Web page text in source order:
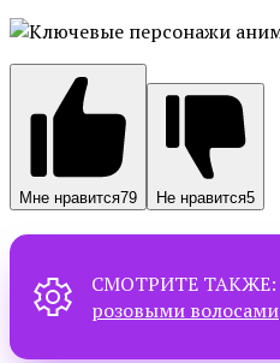
Мне нравится79 Не нравится5
СМОТРИТЕ ТАКЖЕ:
розовыми волосами